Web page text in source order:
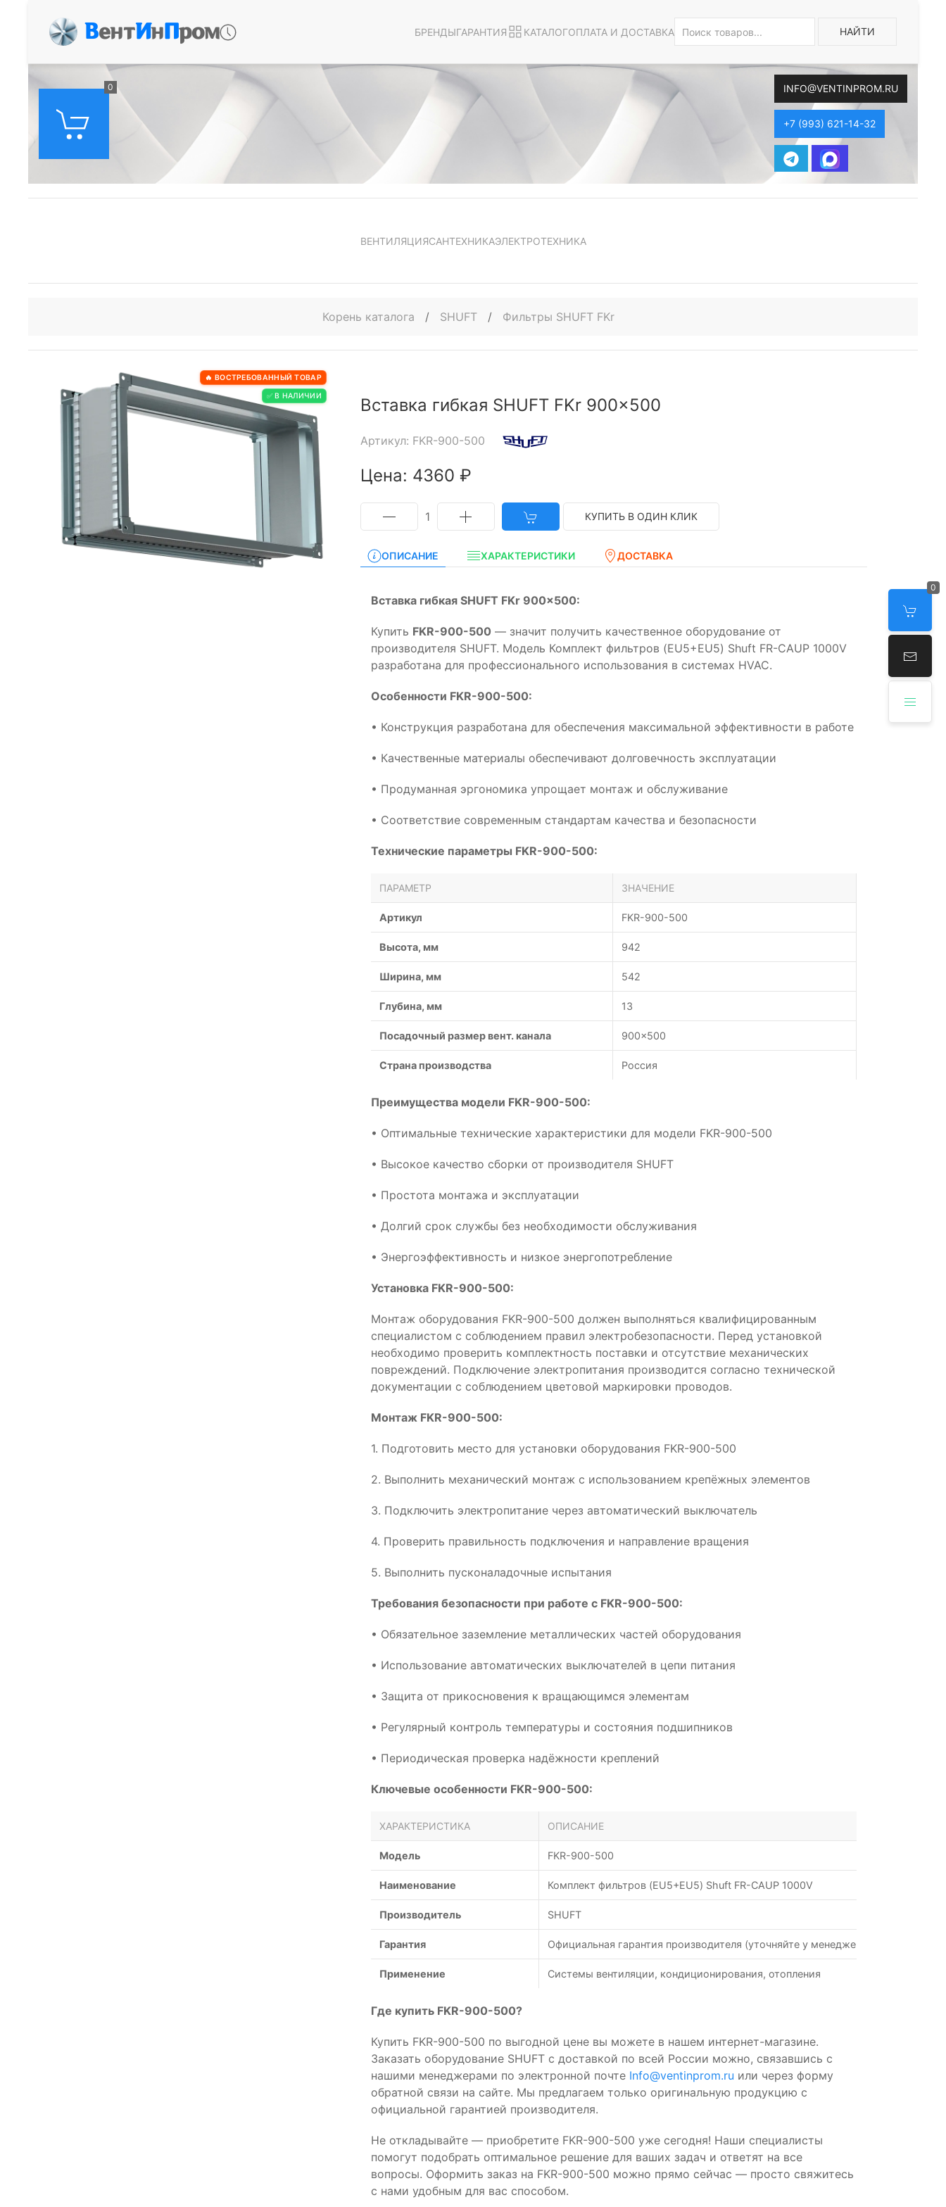
ВентИнПром БРЕНДЫГАРАНТИЯ КАТАЛОГОПЛАТА И ДОСТАВКА НАЙТИ
0 INFO@VENTINPROM.RU
+7 (993) 621-14-32
0
ВЕНТИЛЯЦИЯСАНТЕХНИКАЭЛЕКТРОТЕХНИКА
Корень каталога / SHUFT / Фильтры SHUFT FKr
🔥 ВОСТРЕБОВАННЫЙ ТОВАР
✅ В НАЛИЧИИ
Вставка гибкая SHUFT FKr 900x500
Артикул: FKR-900-500
Цена: 4360 ₽
1 КУПИТЬ В ОДИН КЛИК
ОПИСАНИЕ ХАРАКТЕРИСТИКИ ДОСТАВКА
Вставка гибкая SHUFT FKr 900x500:
Купить FKR-900-500 — значит получить качественное оборудование от
производителя SHUFT. Модель Комплект фильтров (EU5+EU5) Shuft FR-CAUP 1000V
разработана для профессионального использования в системах HVAC.
Особенности FKR-900-500:
• Конструкция разработана для обеспечения максимальной эффективности в работе
• Качественные материалы обеспечивают долговечность эксплуатации
• Продуманная эргономика упрощает монтаж и обслуживание
• Соответствие современным стандартам качества и безопасности
Технические параметры FKR-900-500:
ПАРАМЕТР ЗНАЧЕНИЕ
Артикул FKR-900-500
Высота, мм 942
Ширина, мм 542
Глубина, мм 13
Посадочный размер вент. канала 900x500
Страна производства Россия
Преимущества модели FKR-900-500:
• Оптимальные технические характеристики для модели FKR-900-500
• Высокое качество сборки от производителя SHUFT
• Простота монтажа и эксплуатации
• Долгий срок службы без необходимости обслуживания
• Энергоэффективность и низкое энергопотребление
Установка FKR-900-500:
Монтаж оборудования FKR-900-500 должен выполняться квалифицированным
специалистом с соблюдением правил электробезопасности. Перед установкой
необходимо проверить комплектность поставки и отсутствие механических
повреждений. Подключение электропитания производится согласно технической
документации с соблюдением цветовой маркировки проводов.
Монтаж FKR-900-500:
1. Подготовить место для установки оборудования FKR-900-500
2. Выполнить механический монтаж с использованием крепёжных элементов
3. Подключить электропитание через автоматический выключатель
4. Проверить правильность подключения и направление вращения
5. Выполнить пусконаладочные испытания
Требования безопасности при работе с FKR-900-500:
• Обязательное заземление металлических частей оборудования
• Использование автоматических выключателей в цепи питания
• Защита от прикосновения к вращающимся элементам
• Регулярный контроль температуры и состояния подшипников
• Периодическая проверка надёжности креплений
Ключевые особенности FKR-900-500:
ХАРАКТЕРИСТИКА ОПИСАНИЕ
Модель FKR-900-500
Наименование Комплект фильтров (EU5+EU5) Shuft FR-CAUP 1000V
Производитель SHUFT
Гарантия Официальная гарантия производителя (уточняйте у менеджеров)
Применение Системы вентиляции, кондиционирования, отопления
Где купить FKR-900-500?
Купить FKR-900-500 по выгодной цене вы можете в нашем интернет-магазине.
Заказать оборудование SHUFT с доставкой по всей России можно, связавшись с
нашими менеджерами по электронной почте Info@ventinprom.ru или через форму
обратной связи на сайте. Мы предлагаем только оригинальную продукцию с
официальной гарантией производителя.
Не откладывайте — приобретите FKR-900-500 уже сегодня! Наши специалисты
помогут подобрать оптимальное решение для ваших задач и ответят на все
вопросы. Оформить заказ на FKR-900-500 можно прямо сейчас — просто свяжитесь
с нами удобным для вас способом.